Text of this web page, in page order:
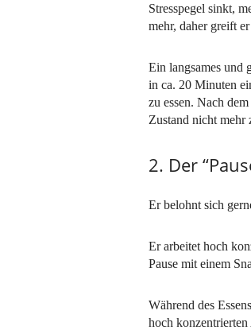
Stresspegel sinkt,
mehr, daher greift
Ein langsames und
in ca. 20 Minuten
zu essen. Nach
Zustand nicht mehr
2. Der
Er belohnt sich
Er arbeitet hoch
Pause mit einem
Während des
hoch